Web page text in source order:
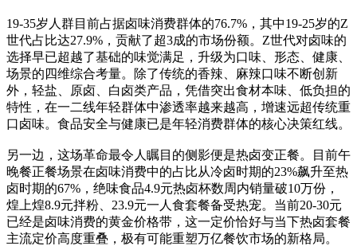
19-35岁人群目前占据卤味消费群体的76.7%，其中19-25岁的Z
世代占比达27.9%，贡献了超3成的市场份额。Z世代对卤味的
选择早已超越了基础的味觉满足，升级为口味、形态、健康、
场景的四维综合考量。除了传统的香辣、麻辣口味不断创新
外，轻盐、原卤、白卤类产品，凭借突出食材本味、低负担的
特性，在一二线年轻群体中渗透率越来越高，增速远超传统重
口卤味。食品安全与健康已是年轻消费群体的核心决策红线。
另一边，这场革命最令人瞩目的侧影便是热卤变正餐。目前午
晚餐正餐场景在卤味消费中的占比从冷卤时期的23%飙升至热
卤时期的67%，绝味食品4.9元热卤杯数周内销量破10万份，
煌上煌8.9元拌粉、23.9元一人食套餐备受热宠。当前20-30元
已经是卤味消费的黄金价格带，这一定价恰好与当下热卤套餐
主流定价高度重叠，极有可能重塑万亿餐饮市场的新格局。